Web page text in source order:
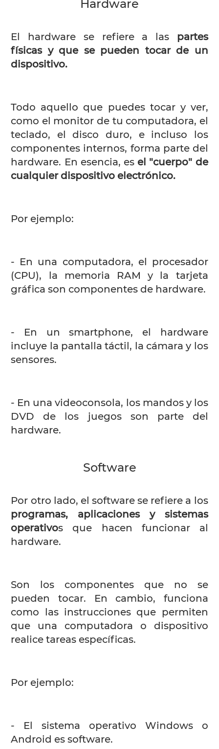
Hardware
El hardware se refiere a laspartes
físicas y que se pueden tocar de un
dispositivo.
Todo aquello que puedes tocar y ver,
como el monitor de tu computadora, el
teclado, el disco duro, e incluso los
componentes internos, forma parte del
hardware. En esencia, es el "cuerpo" de
cualquier dispositivo electrónico.
Por ejemplo:
- En una computadora, el procesador
(CPU), la memoria RAM y la tarjeta
gráfica son componentes de hardware.
- En un smartphone, el hardware
incluye la pantalla táctil, la cámara y los
sensores.
- En una videoconsola, los mandos y los
DVD de los juegos son parte del
hardware.
Software
Por otro lado, el software se refiere a los
programas, aplicaciones y sistemas
operativos que hacen funcionar al
hardware.
Son los componentes que no se
pueden tocar. En cambio, funciona
como las instrucciones que permiten
que una computadora o dispositivo
realice tareas específicas.
Por ejemplo:
- El sistema operativo Windows o
Android es software.